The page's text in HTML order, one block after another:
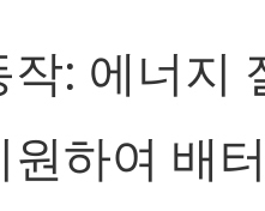
: 에너지
원하여 배